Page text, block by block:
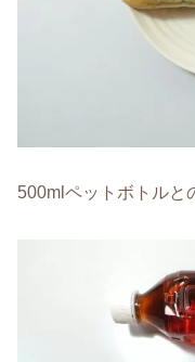
500mlペットボトルと